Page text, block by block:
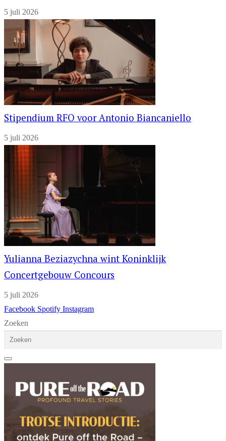
5 juli 2026
Stipendium RFO voor Antonio Biancaniello
5 juli 2026
Yulianna Beziazychna wint Koninklijk
Concertgebouw Concours
5 juli 2026
Facebook Spotify Instagram
Zoeken